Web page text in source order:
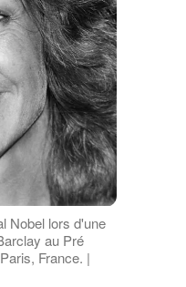
Nobel lors d'une
au Pré
France. |